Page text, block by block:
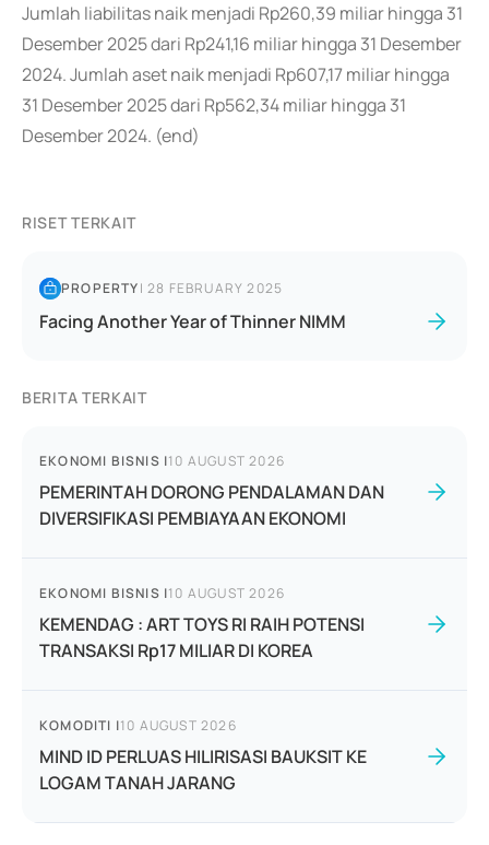
Jumlah liabilitas naik menjadi Rp260,39 miliar hingga 31
Desember 2025 dari Rp241,16 miliar hingga 31 Desember
2024. Jumlah aset naik menjadi Rp607,17 miliar hingga
31 Desember 2025 dari Rp562,34 miliar hingga 31
Desember 2024. (end)
RISET TERKAIT
PROPERTY|28 FEBRUARY 2025
Facing Another Year of Thinner NIMM
BERITA TERKAIT
EKONOMI BISNIS |10 AUGUST 2026
PEMERINTAH DORONG PENDALAMAN DAN
DIVERSIFIKASI PEMBIAYAAN EKONOMI
EKONOMI BISNIS |10 AUGUST 2026
KEMENDAG : ART TOYS RI RAIH POTENSI
TRANSAKSI Rp17 MILIAR DI KOREA
KOMODITI |10 AUGUST 2026
MIND ID PERLUAS HILIRISASI BAUKSIT KE
LOGAM TANAH JARANG